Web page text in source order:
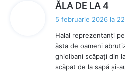
ĂLA DE LA 4
p
n
e
:
5 februarie 2026 la
Halal reprezentanți
ăsta de oameni
ghiolbani scăpați din
scăpat de la sapă și-